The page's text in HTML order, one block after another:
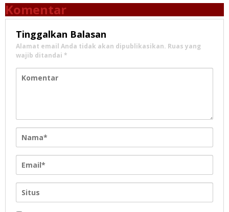
Komentar
Tinggalkan Balasan
Alamat email Anda tidak akan dipublikasikan. Ruas yang
wajib ditandai *